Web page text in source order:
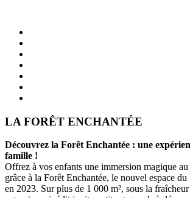
LA FORÊT ENCHANTÉE
Découvrez la Forêt Enchantée : une
famille !
Offrez à vos enfants une immersion magique
grâce à la Forêt Enchantée, le nouvel espace
en 2023. Sur plus de 1 000 m², sous la